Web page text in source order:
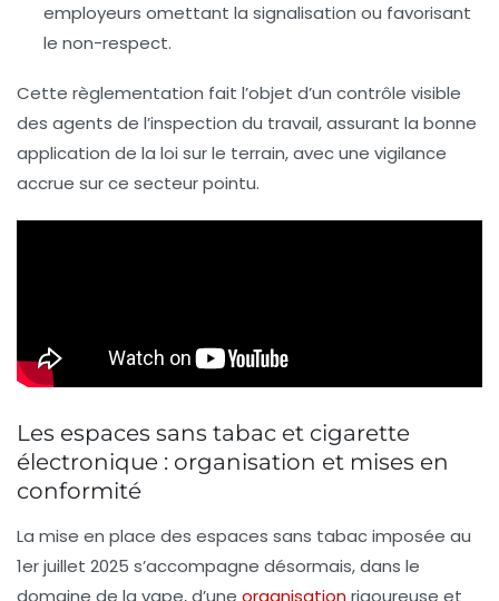
employeurs omettant la signalisation ou favorisant
le non-respect.
Cette règlementation fait l’objet d’un contrôle visible
des agents de l’inspection du travail, assurant la bonne
application de la loi sur le terrain, avec une vigilance
accrue sur ce secteur pointu.
Les espaces sans tabac et cigarette
électronique : organisation et mises en
conformité
La mise en place des espaces sans tabac imposée au
1er juillet 2025 s’accompagne désormais, dans le